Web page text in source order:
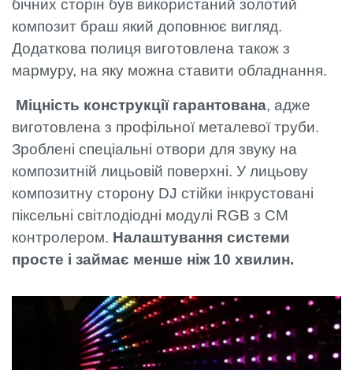
бічних сторін був використаний золотий
композит браш який доповнює вигляд.
Додаткова полиця виготовлена також з
мармуру, на яку можна ставити обладнання.
Міцність конструкції гарантована, адже
виготовлена з профільної металевої труби.
Зроблені спеціальні отвори для звуку на
композитній лицьовій поверхні. У лицьову
композитну сторону DJ стійки інкрустовані
піксельні світлодіодні модулі RGB з CM
контролером. Налаштування системи
просте і займає менше ніж 10 хвилин.